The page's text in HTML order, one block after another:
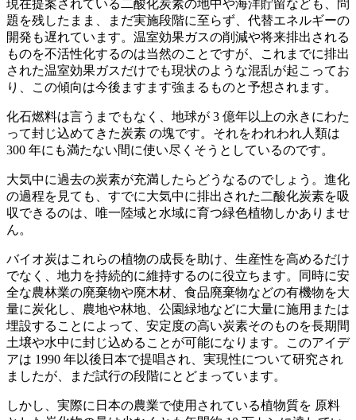
現在提案されている二酸化炭素の地中や海洋貯留なども、問
題を残したまま、まだ実施段階に至らず、代替エネルギーの
開発も遅れています。温室効果ガスの削減や将来排出される
ものを不活性化するのは当然のことですが、これまでに排出
された温室効果ガスだけでも現状のような混乱が起こってお
り、この傾向は今後ますます強まるものと予想されます。
化石燃料は言うまでもなく、地球が 3 億年以上の永きにわた
って封じ込めてきた炭素 の塊です。それをわれわれ人類は
300 年にも満たない間に使い尽くそうとしているのです。
大気中に過去の炭素が充満したらどうなるのでしょう。進化
の過程を見ても、すでに大気中に排出された二酸化炭素を吸
収できるのは、唯一陸域と水域に育つ緑色植物しかありませ
ん。
バイオ炭はこれらの植物の成長を助け、生産性を高めるだけ
でなく、地力を持続的に維持するのに役立ちます。同時に安
全な農林業の廃棄物や廃木材、食品廃棄物などの有機物を大
量に炭化し、農地や林地、公園緑地などに大量に施用または
埋設することによって、安定度の高い炭素そのものを長期間
土壌や水中に封じ込めることが可能になります。このアイデ
アは 1990 年以後日本で提唱され、実現性について研究され
ましたが、まだ試行の段階にとどまっています。
しかし、実際に日本の農業で使用されている植物質を 原料